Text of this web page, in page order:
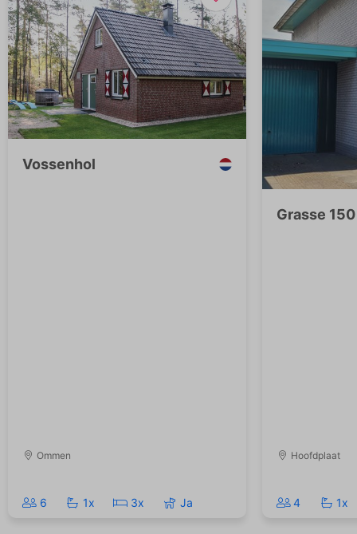
Vossenhol
Ommen
6 1x 3x Ja
Grasse
Hoofdplaat
4 1x